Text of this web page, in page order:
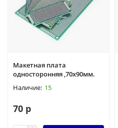
Макетная плата
односторонняя ,70х90мм.
15
70 р